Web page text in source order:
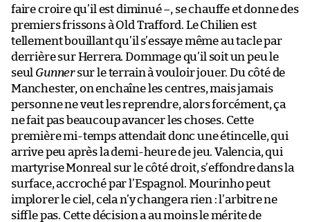
faire croire qu’il est diminué –, se chauffe et donne des
premiers frissons à Old Trafford. Le Chilien est
tellement bouillant qu’il s’essaye même au tacle par
derrière sur Herrera. Dommage qu’il soit un peu le
seul Gunnersur le terrain à vouloir jouer. Du côté de
Manchester, on enchaîne les centres, mais jamais
personne ne veut les reprendre, alors forcément, ça
ne fait pas beaucoup avancer les choses. Cette
première mi-temps attendait donc une étincelle, qui
arrive peu après la demi-heure de jeu. Valencia, qui
martyrise Monreal sur le côté droit, s’effondre dans la
surface, accroché par l’Espagnol. Mourinho peut
implorer le ciel, cela n’y changera rien : l’arbitre ne
siffle pas. Cette décision a au moins le mérite de